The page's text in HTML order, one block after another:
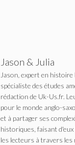
Jason & Julia
Jason, expert en histoire
spécialiste des études
rédaction de Uk-Us.fr.
pour le monde anglo-
et à partager ses
historiques, faisant
les lecteurs à travers les